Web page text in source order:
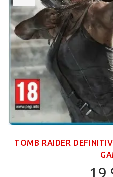
TOMB RAIDER